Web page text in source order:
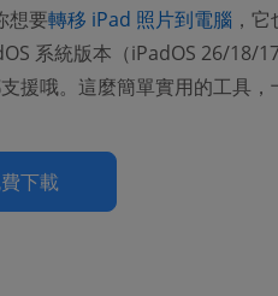
想要轉移 iPad 照片到電腦 ，
系統版本（iPadOS 26/18/
援哦。這麼簡單實用的工具，
下載